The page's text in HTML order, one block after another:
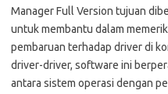
Manager Full Version tujuan
untuk membantu dalam
pembaruan terhadap driver di
driver-driver, software ini
antara sistem operasi dengan